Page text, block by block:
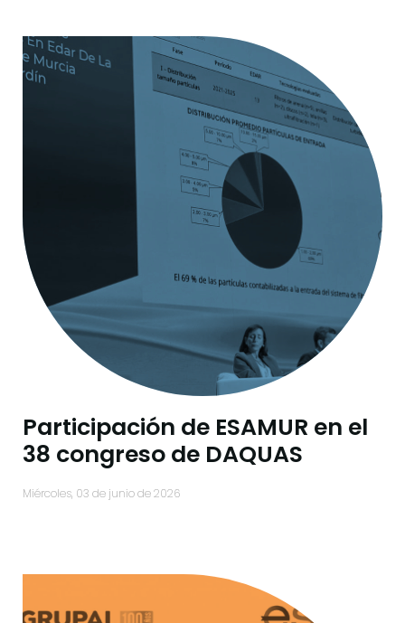
Participación de ESAMUR en el
38 congreso de DAQUAS
miércoles, 03 de junio de 2026